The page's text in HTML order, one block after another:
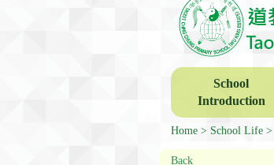
School
Introduction
Home School Life
Back